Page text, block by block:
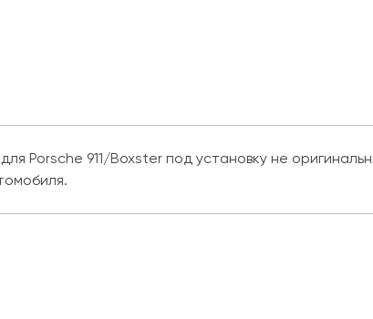
для Porsche 911/Boxster под установку не